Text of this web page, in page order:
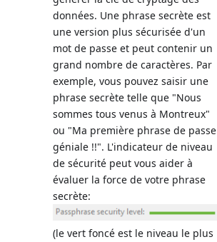
données. Une phrase secrète est
une version plus sécurisée d'un
mot de passe et peut contenir un
grand nombre de caractères. Par
exemple, vous pouvez saisir une
phrase secrète telle que "Nous
sommes tous venus à Montreux"
ou "Ma première phrase de passe
géniale !!". L'indicateur de niveau
de sécurité peut vous aider à
évaluer la force de votre phrase
secrète:
(le vert foncé est le niveau le plus